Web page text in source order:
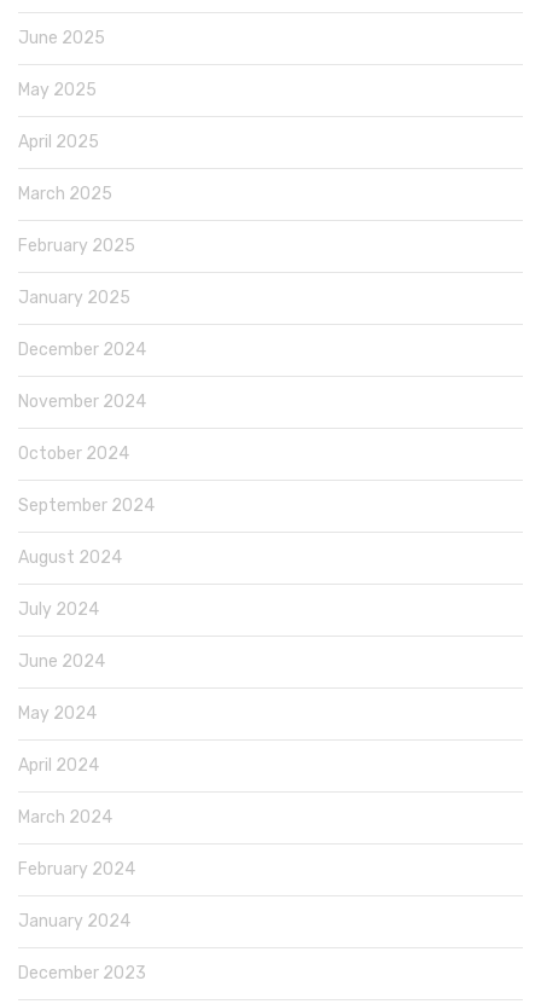
June 2025
May 2025
April 2025
March 2025
February 2025
January 2025
December 2024
November 2024
October 2024
September 2024
August 2024
July 2024
June 2024
May 2024
April 2024
March 2024
February 2024
January 2024
December 2023